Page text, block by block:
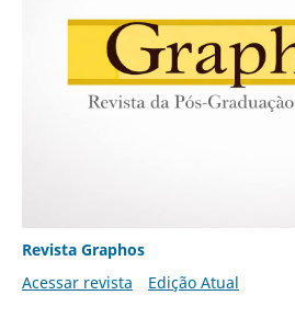
Revista Graphos
Acessar revista
Edição Atual